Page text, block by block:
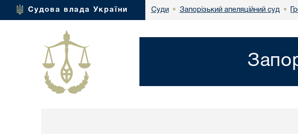
Судова влада України Суди • Запорізький апеляційний суд •